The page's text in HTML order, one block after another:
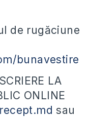
de rugăciune
bunavestire
LA
ONLINE
sau